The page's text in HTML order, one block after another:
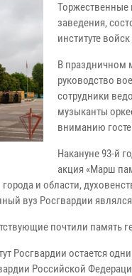
Торжественные
заведения,
институте
В праздничном
руководство
сотрудники
музыканты
вниманию
Накануне 93-й
акция «Марш
и области,
вуз Росгвардии
почтили память
Росгвардии остается
Российской